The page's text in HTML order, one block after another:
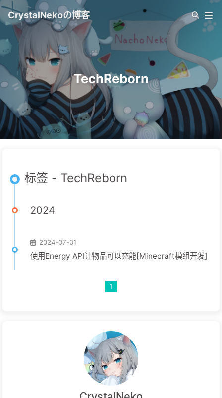
CrystalNekoの博客
TechReborn
标签 - TechReborn
2024
2024-07-01
使用Energy API让物品可以充能[Minecraft模组开发]
1